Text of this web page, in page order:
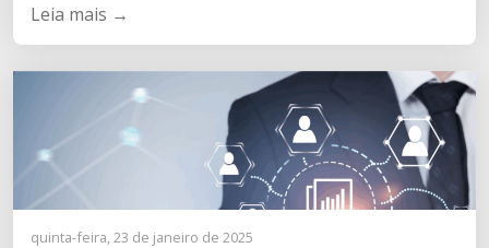
Leia mais →
quinta-feira, 23 de janeiro de 2025